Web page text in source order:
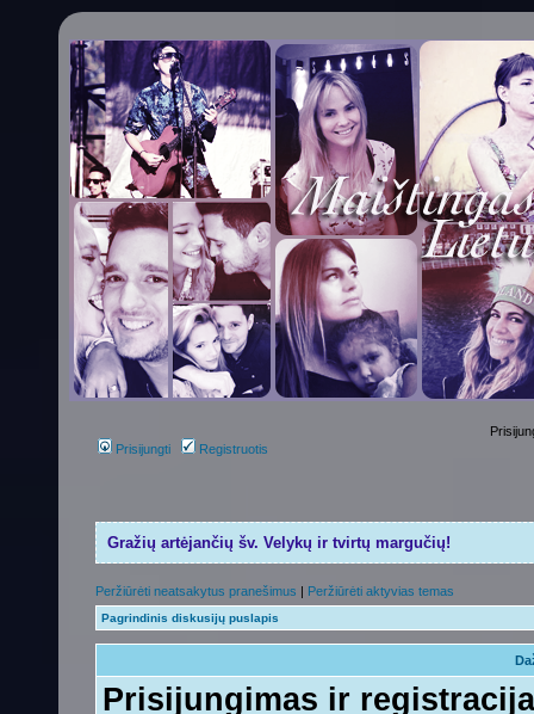
Prisijungti Registruotis
Gražių artėjančių šv. Velykų ir tvirtų margučių!
Peržiūrėti neatsakytus pranešimus | Peržiūrėti aktyvias temas
Pagrindinis diskusijų puslapis
Prisijungimas ir registracija